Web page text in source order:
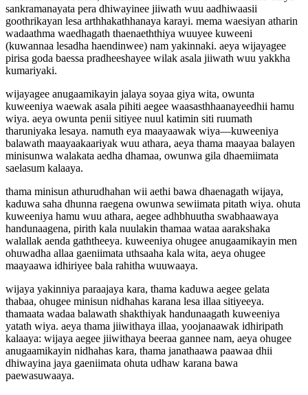
sankramanayata pera dhiwayinee jiiwath wuu aadhiwaasii
goothrikayan lesa arthhakathhanaya karayi. mema waesiyan atharin
wadaathma waedhagath thaenaeththiya wuuyee kuweeni
(kuwannaa lesadha haendinwee) nam yakinnaki. aeya wijayagee
pirisa goda baessa pradheeshayee wilak asala jiiwath wuu yakkha
kumariyaki.
wijayagee anugaamikayin jalaya soyaa giya wita, owunta
kuweeniya waewak asala pihiti aegee waasasthhaanayeedhii hamu
wiya. aeya owunta penii sitiyee nuul katimin siti ruumath
tharuniyaka lesaya. namuth eya maayaawak wiya—kuweeniya
balawath maayaakaariyak wuu athara, aeya thama maayaa balayen
minisunwa walakata aedha dhamaa, owunwa gila dhaemiimata
saelasum kalaaya.
thama minisun athurudhahan wii aethi bawa dhaenagath wijaya,
kaduwa saha dhunna raegena owunwa sewiimata pitath wiya. ohuta
kuweeniya hamu wuu athara, aegee adhbhuutha swabhaawaya
handunaagena, pirith kala nuulakin thamaa wataa aarakshaka
walallak aenda gaththeeya. kuweeniya ohugee anugaamikayin men
ohuwadha allaa gaeniimata uthsaaha kala wita, aeya ohugee
maayaawa idhiriyee bala rahitha wuuwaaya.
wijaya yakinniya paraajaya kara, thama kaduwa aegee gelata
thabaa, ohugee minisun nidhahas karana lesa illaa sitiyeeya.
thamaata wadaa balawath shakthiyak handunaagath kuweeniya
yatath wiya. aeya thama jiiwithaya illaa, yoojanaawak idhiripath
kalaaya: wijaya aegee jiiwithaya beeraa gannee nam, aeya ohugee
anugaamikayin nidhahas kara, thama janathaawa paawaa dhii
dhiwayina jaya gaeniimata ohuta udhaw karana bawa
paewasuwaaya.